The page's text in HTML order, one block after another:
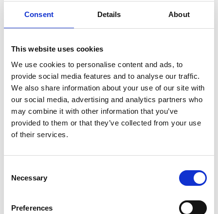
Consent Details About
This website uses cookies
We use cookies to personalise content and ads, to
provide social media features and to analyse our traffic.
We also share information about your use of our site with
our social media, advertising and analytics partners who
may combine it with other information that you’ve
provided to them or that they’ve collected from your use
of their services.
Selection
Necessary
Preferences